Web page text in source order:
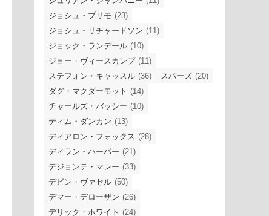
ジョシュ・プリモ (23)
ジョシュ・リチャードソン (11)
ジョック・ランデール (10)
ジョー・ヴィースカンプ (11)
ステフォン・キャッスル (36) スパーズ (20)
ダグ・マクダーモット (14)
チャールズ・バッシー (10)
ティム・ダンカン (13)
ディアロン・フォックス (28)
ディラン・ハーパー (21)
デジョンテ・マレー (33)
デビン・ヴァセル (50)
デマー・デローザン (26)
デリック・ホワイト (24)